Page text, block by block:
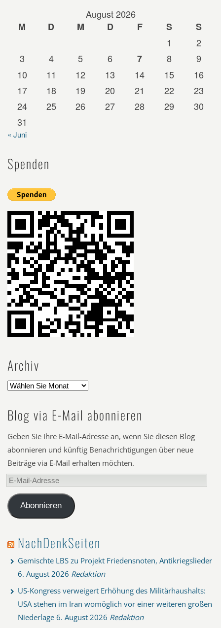
August 2026
M
D M D F S
S
1
2
3
4 5 6 7 8
9
10
11 12 13 14 15
16
17
18 19 20 21 22
23
24
25 26 27 28 29
30
31
« Juni
Spenden
Archiv
Blog via E-Mail abonnieren
Geben Sie Ihre E-Mail-Adresse an, wenn Sie diesen Blog
abonnieren und künftig Benachrichtigungen über neue
Beiträge via E-Mail erhalten möchten.
E-
Mail-
AdresseAbonnieren
NachDenkSeiten
Gemischte LBS zu Projekt Friedensnoten, Antikriegslieder
6. August 2026 Redaktion
US-Kongress verweigert Erhöhung des Militärhaushalts:
USA stehen im Iran womöglich vor einer weiteren großen
Niederlage 6. August 2026 Redaktion